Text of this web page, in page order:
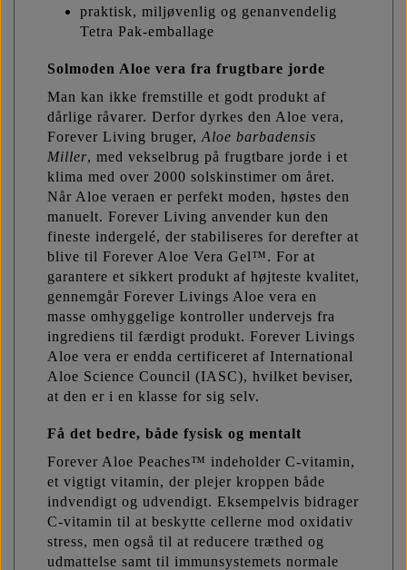
praktisk, miljøvenlig og genanvendelig
Tetra Pak-emballage
Solmoden Aloe vera fra frugtbare jorde
Man kan ikke fremstille et godt produkt af
dårlige råvarer. Derfor dyrkes den Aloe vera,
Forever Living bruger, Aloe barbadensis
Miller, med vekselbrug på frugtbare jorde i et
klima med over 2000 solskinstimer om året.
Når Aloe veraen er perfekt moden, høstes den
manuelt. Forever Living anvender kun den
fineste indergelé, der stabiliseres for derefter at
blive til Forever Aloe Vera Gel™. For at
garantere et sikkert produkt af højteste kvalitet,
gennemgår Forever Livings Aloe vera en
masse omhyggelige kontroller undervejs fra
ingrediens til færdigt produkt. Forever Livings
Aloe vera er endda certificeret af International
Aloe Science Council (IASC), hvilket beviser,
at den er i en klasse for sig selv.
Få det bedre, både fysisk og mentalt
Forever Aloe Peaches™ indeholder C-vitamin,
et vigtigt vitamin, der plejer kroppen både
indvendigt og udvendigt. Eksempelvis bidrager
C-vitamin til at beskytte cellerne mod oxidativ
stress, men også til at reducere træthed og
udmattelse samt til immunsystemets normale